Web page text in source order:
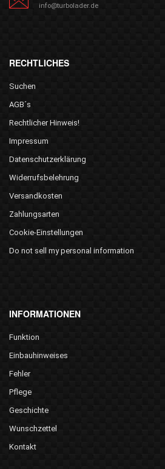
info@turbolader.de
RECHTLICHES
Suchen
AGB´s
Rechtlicher Hinweis!
Impressum
Datenschutzerklärung
Widerrufsbelehrung
Versandkosten
Zahlungsarten
Cookie-Einstellungen
Do not sell my personal information
INFORMATIONEN
Funktion
Einbauhinweises
Fehler
Pflege
Geschichte
Wunschzettel
Kontakt